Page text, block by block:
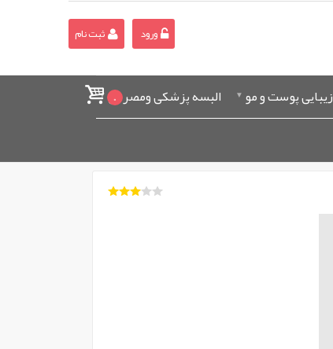
ورود ثبت نام
زیبایی پوست و مو
البسه پزشکی ومصرفی
0